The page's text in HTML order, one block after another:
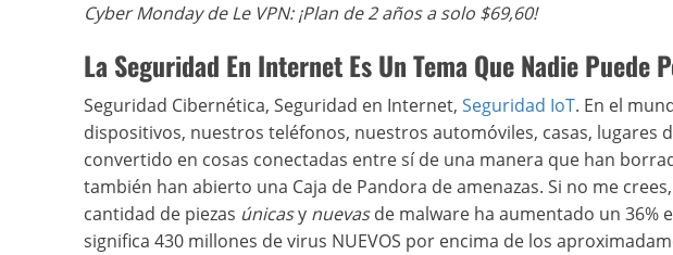
Cyber Monday de Le VPN: ¡Plan de 2 años a solo $69,60!
La Seguridad En Internet Es Un Tema Que Nadie
Seguridad Cibernética, Seguridad en Internet, Seguridad IoT. En el
dispositivos, nuestros teléfonos, nuestros automóviles, casas, lugares
convertido en cosas conectadas entre sí de una manera que han
también han abierto una Caja de Pandora de amenazas. Si no me
cantidad de piezas únicasy nuevasde malware ha aumentado un 36%
significa 430 millones de virus NUEVOS por encima de los